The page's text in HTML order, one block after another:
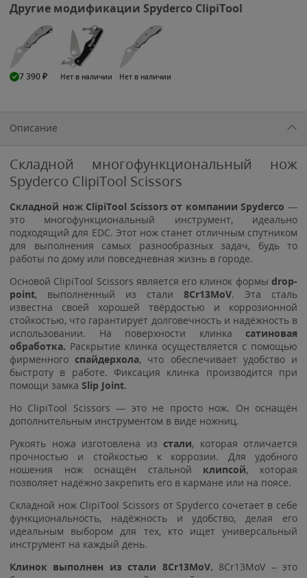
Другие модификации Spyderco ClipiTool
7 390₽ Нет в наличии Нет в наличии
Описание
Складной многофункциональный нож
Spyderco ClipiTool Scissors
Складной нож ClipiTool Scissors от компании Spyderco —
это многофункциональный инструмент, идеально
подходящий для EDC. Этот нож станет отличным спутником
для выполнения самых разнообразных задач, будь то
работы по дому или повседневная жизнь в городе.
Основой ClipiTool Scissors является его клинок формы drop-
point, выполненный из стали 8Cr13MoV. Эта сталь
известна своей хорошей твёрдостью и коррозионной
стойкостью, что гарантирует долговечность и надёжность в
использовании. На поверхности клинка сатиновая
обработка. Раскрытие клинка осуществляется с помощью
фирменногоспайдерхола, что обеспечивает удобство и
быстроту в работе. Фиксация клинка производится при
помощи замка Slip Joint.
Но ClipiTool Scissors — это не просто нож. Он оснащён
дополнительным инструментом в виде ножниц.
Рукоять ножа изготовлена из стали, которая отличается
прочностью и стойкостью к коррозии. Для удобного
ношения нож оснащён стальной клипсой, которая
позволяет надёжно закрепить его в кармане или на поясе.
Складной нож ClipiTool Scissors от Spyderco сочетает в себе
функциональность, надёжность и удобство, делая его
идеальным выбором для тех, кто ищет универсальный
инструмент на каждый день.
Клинок выполнен из стали 8Cr13MoV. 8Cr13MoV – это